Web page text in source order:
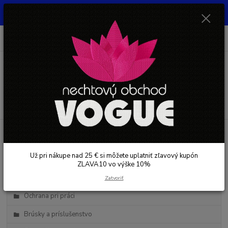
EUR
Kategórie blogu
Starostlivosť o nechty
Ochrana pri práci
Brúsky a príslušenstvo
Už pri nákupe nad 25 € si môžete uplatniť zľavový kupón
ZLAVA10 vo výške 10%
Zatvoriť